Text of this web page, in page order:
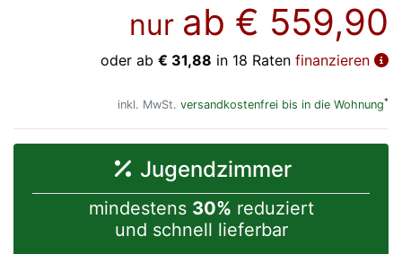
nur ab € 559,90
oder ab € 31,88 in 18 Raten finanzieren
inkl. MwSt. versandkostenfrei bis in die Wohnung*
Jugendzimmer
mindestens 30% reduziert
und schnell lieferbar